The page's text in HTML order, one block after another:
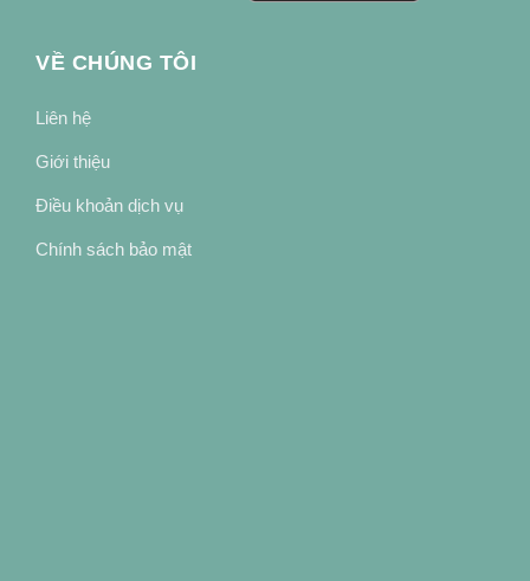
VỀ CHÚNG TÔI
Liên hệ
Giới thiệu
Điều khoản dịch vụ
Chính sách bảo mật